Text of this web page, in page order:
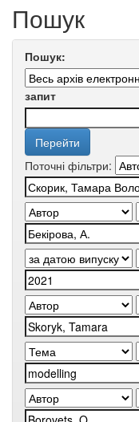
Пошук
Пошук:
запит
Поточні фільтри: